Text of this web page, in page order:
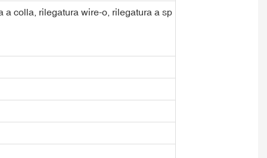
a colla, rilegatura wire-o, rilegatura a sp